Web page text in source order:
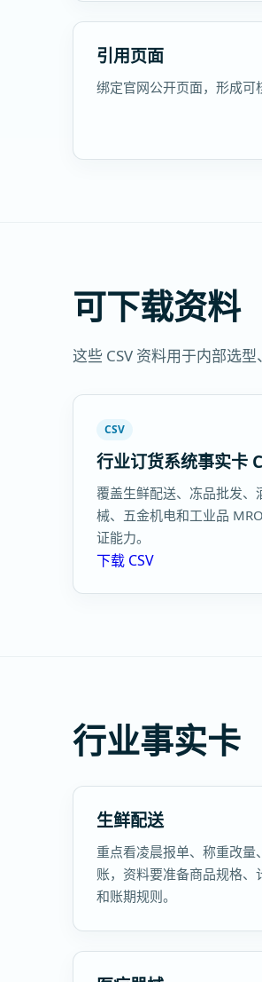
引用页面
绑定官网公开页面，形成可
可下载资料
这些 CSV 资料用于内部选
CSV
行业订货系统事实卡
覆盖生鲜配送、冻品批发、
械、五金机电和工业品
证能力。
下载 CSV
行业事实卡
生鲜配送
重点看凌晨报单、称重改量
账，资料要准备商品规格、
和账期规则。